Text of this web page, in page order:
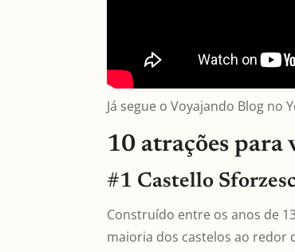
Já segue o Voyajando Blog no
10 atrações
#1 Castello
Construído entre os anos de
maioria dos castelos ao redor